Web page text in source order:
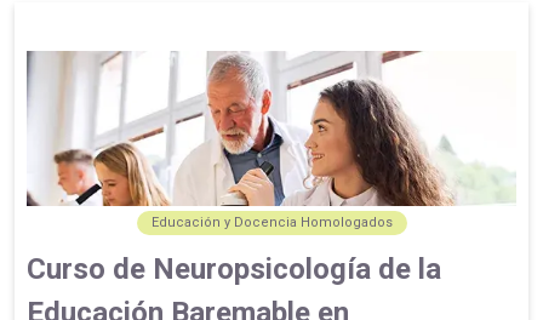
Educación y Docencia Homologados
Curso de Neuropsicología de la
Educación Baremable en